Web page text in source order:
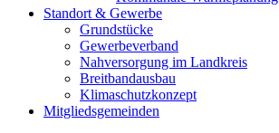
Standort & Gewerbe
Grundstücke
Gewerbeverband
Nahversorgung im Landkreis
Breitbandausbau
Klimaschutzkonzept
Mitgliedsgemeinden